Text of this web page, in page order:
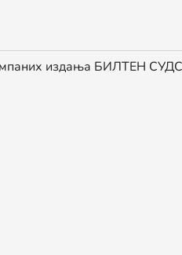
социјално осигурање
издања БИЛТЕН